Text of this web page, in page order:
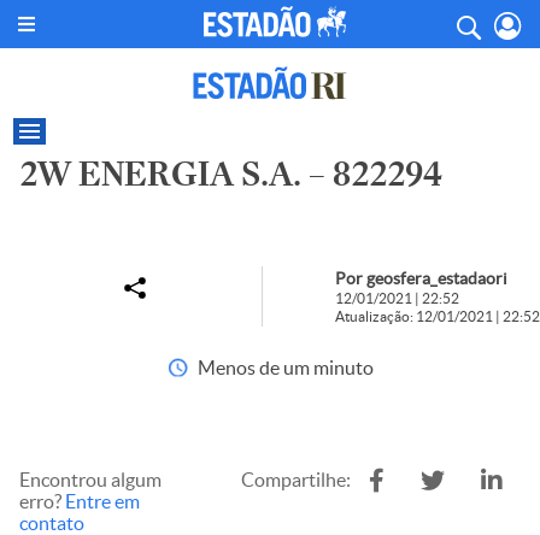
2W ENERGIA S.A. – 822294
Por geosfera_estadaori
12/01/2021 | 22:52
Atualização: 12/01/2021 | 22:52
Menos de um minuto
Encontrou algum
erro? Entre em
contato
Compartilhe: